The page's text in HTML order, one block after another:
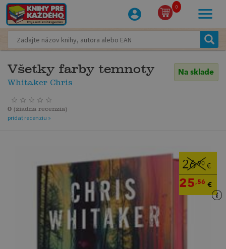
0
Všetky farby temnoty
Whitaker Chris
Na sklade
0 (žiadna recenzia)
pridať recenziu »
26,90 €
25,56 €